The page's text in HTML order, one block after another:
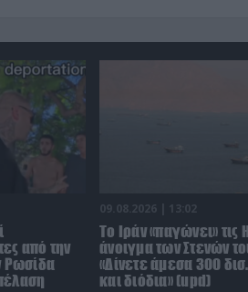
από την
Ρωσίδα
09.08.2026 | 13:02
Το Ιράν «παγώνει» τις
άνοιγμα των Στενών
«Δίνετε άμεσα 300
και διόδια» (upd)